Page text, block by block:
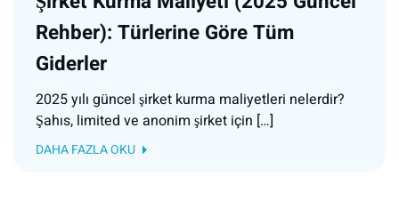
Rehber): Türlerine Göre Tüm
Giderler
2025 yılı güncel şirket kurma maliyetleri nelerdir?
Şahıs, limited ve anonim şirket için […]
DAHA FAZLA OKU